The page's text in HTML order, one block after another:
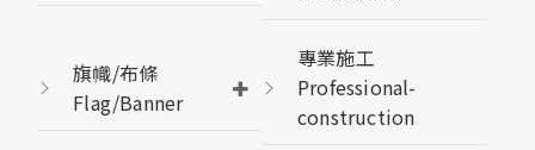
旗幟/布條
Flag/Banner
專業施工
Professional-
construction